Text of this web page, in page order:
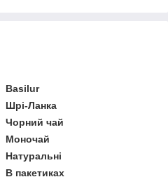
Basilur
Шрі-Ланка
Чорний чай
Моночай
Натуральні
В пакетиках